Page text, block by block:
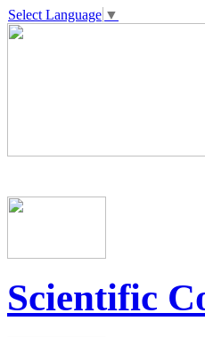
Select Language ▼
Scientific